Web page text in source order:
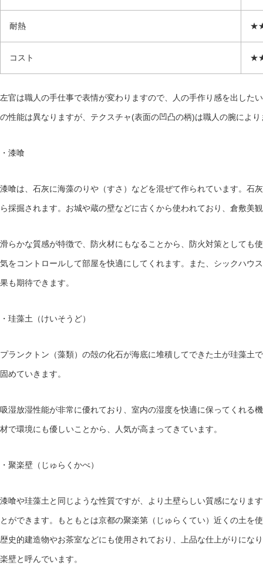
耐熱
コスト
左官は職人の手仕事で表情が変わりますので、人の手作り感を出した
の性能は異なりますが、テクスチャ(表面の凹凸の柄)は職人の腕により
・漆喰
漆喰は、石灰に海藻のりや（すさ）などを混ぜて作られています。石
ら採掘されます。お城や蔵の壁などに古くから使われており、倉敷美
滑らかな質感が特徴で、防火材にもなることから、防火対策としても
気をコントロールして部屋を快適にしてくれます。また、シックハウ
果も期待できます。
・珪藻土（けいそうど）
プランクトン（藻類）の殻の化石が海底に堆積してできた土が珪藻土
固めていきます。
吸湿放湿性能が非常に優れており、室内の湿度を快適に保ってくれる
材で環境にも優しいことから、人気が高まってきています。
・聚楽壁（じゅらくかべ）
漆喰や珪藻土と同じような性質ですが、より土壁らしい質感になりま
とができます。もともとは京都の聚楽第（じゅらくてい）近くの土を
歴史的建造物やお茶室などにも使用されており、上品な仕上がりにな
楽壁と呼んでいます。